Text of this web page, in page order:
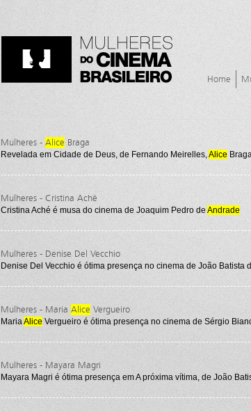
Home
Mulheres - Alice Braga
Revelada em Cidade de Deus, de Fernando Meirelles,Alice
Mulheres - Cristina Aché
Cristina Aché é musa do cinema de Joaquim Pedro deAndrade
Mulheres - Denise Del Vecchio
Denise Del Vecchio é ótima presença no cinema de João Batista
Mulheres - Maria Alice Vergueiro
MariaAlice Vergueiro é ótima presença no cinema de Sérgio
Mulheres - Mayara Magri
Mayara Magri é ótima presença em A próxima vítima, de João